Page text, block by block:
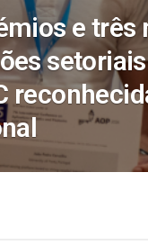
e três